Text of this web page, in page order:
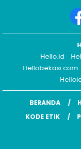
Hello.id
Hellobekasi.com
BERANDA
KODE ETIK